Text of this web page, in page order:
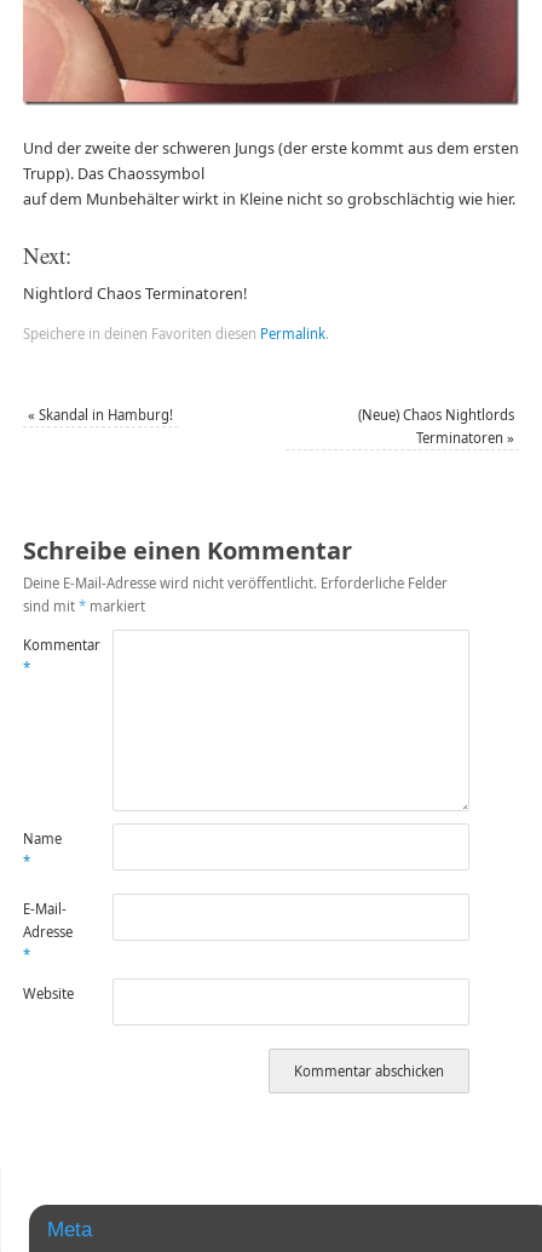
Und der zweite der schweren Jungs (der erste kommt aus dem ersten
Trupp). Das Chaossymbol
auf dem Munbehälter wirkt in Kleine nicht so grobschlächtig wie hier.
Next:
Nightlord Chaos Terminatoren!
Speichere in deinen Favoriten diesen Permalink.
« Skandal in Hamburg!
(Neue) Chaos Nightlords
Terminatoren»
Schreibe einen Kommentar
Deine E-Mail-Adresse wird nicht veröffentlicht. Erforderliche Felder
sind mit *markiert
Kommentar
*
Name
*
E-Mail-
Adresse
*
Website
Meta